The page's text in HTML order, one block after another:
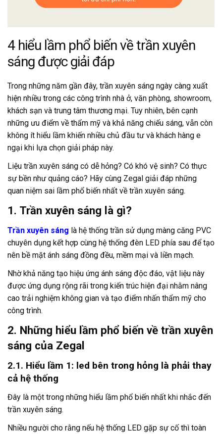
4 hiểu lầm phổ biến về trần xuyên
sáng được giải đáp
Trong những năm gần đây, trần xuyên sáng ngày càng xuất
hiện nhiều trong các công trình nhà ở, văn phòng, showroom,
khách sạn và trung tâm thương mại. Tuy nhiên, bên cạnh
những ưu điểm về thẩm mỹ và khả năng chiếu sáng, vẫn còn
không ít hiểu lầm khiến nhiều chủ đầu tư và khách hàng e
ngại khi lựa chọn giải pháp này.
Liệu trần xuyên sáng có dễ hỏng? Có khó vệ sinh? Có thực
sự bền như quảng cáo? Hãy cùng Zegal giải đáp những
quan niệm sai lầm phổ biến nhất về trần xuyên sáng.
1. Trần xuyên sáng là gì?
Trần xuyên sáng là hệ thống trần sử dụng màng căng PVC
chuyên dụng kết hợp cùng hệ thống đèn LED phía sau để tạo
nên bề mặt ánh sáng đồng đều, mềm mại và liền mạch.
Nhờ khả năng tạo hiệu ứng ánh sáng độc đáo, vật liệu này
được ứng dụng rộng rãi trong kiến trúc hiện đại nhằm nâng
cao trải nghiệm không gian và tạo điểm nhấn thẩm mỹ cho
công trình.
2. Những hiểu lầm phổ biến về trần xuyên
sáng của Zegal
2.1. Hiểu lầm 1: led bên trong hỏng là phải thay
cả hệ thống
Đây là một trong những hiểu lầm phổ biến nhất khi nhắc đến
trần xuyên sáng.
Nhiều người cho rằng nếu hệ thống LED gặp sự cố thì toàn